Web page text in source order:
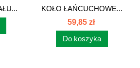
KOŁO ŁAŃCUCHOWE...
59,85 zł
Do koszyka